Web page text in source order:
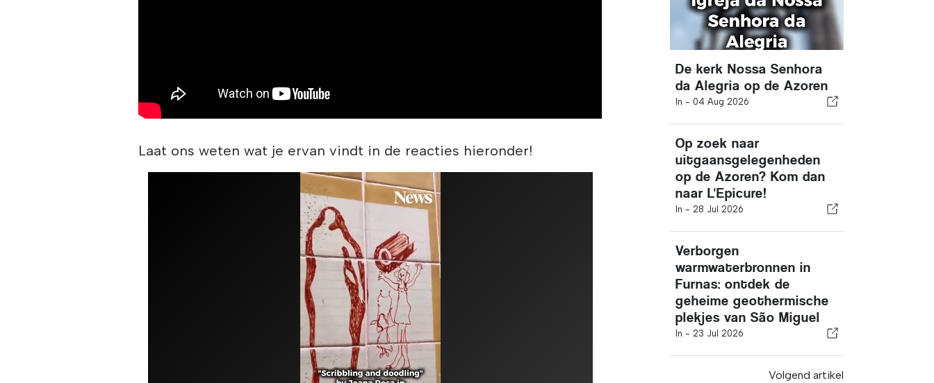
Laat ons weten wat je ervan vindt in de reacties hieronder!
De kerk Nossa Senhora
da Alegria op de Azoren
In - 04 Aug 2026
Op zoek naar
uitgaansgelegenheden
op de Azoren? Kom dan
naar L'Epicure!
In - 28 Jul 2026
Verborgen
warmwaterbronnen in
Furnas: ontdek de
geheime geothermische
plekjes van São Miguel
In - 23 Jul 2026
Volgend artikel